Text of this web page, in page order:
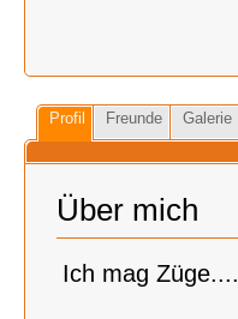
Profil Freunde Galerie
Über mich
Ich mag Züge....